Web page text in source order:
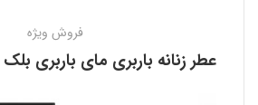
فروش ویژه